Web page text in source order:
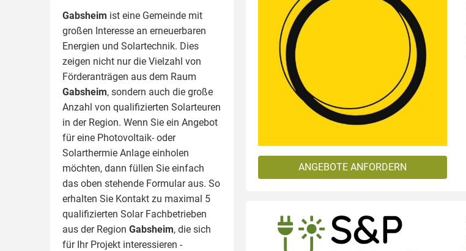
Gabsheim ist eine Gemeinde mit
großen Interesse an erneuerbaren
Energien und Solartechnik. Dies
zeigen nicht nur die Vielzahl von
Förderanträgen aus dem Raum
Gabsheim, sondern auch die große
Anzahl von qualifizierten Solarteuren
in der Region. Wenn Sie ein Angebot
für eine Photovoltaik- oder
Solarthermie Anlage einholen
möchten, dann füllen Sie einfach
das oben stehende Formular aus. So
erhalten Sie Kontakt zu maximal 5
qualifizierten Solar Fachbetrieben
aus der Region Gabsheim, die sich
für Ihr Projekt interessieren -
ANGEBOTE ANFORDERN